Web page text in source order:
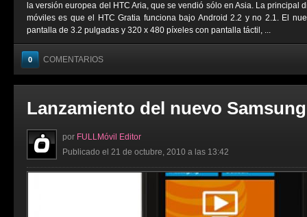
la versión europea del HTC Aria, que se vendió sólo en Asia. La principal
móviles es que el HTC Gratia funciona bajo Android 2.2 y no 2.1. El
pantalla de 3.2 pulgadas y 320 x 480 píxeles con pantalla táctil, ...
0 COMENTARIOS
Lanzamiento del nuevo
por FULLMóvil Editor
Publicado el 21 de octubre, 2010 a las 13:42